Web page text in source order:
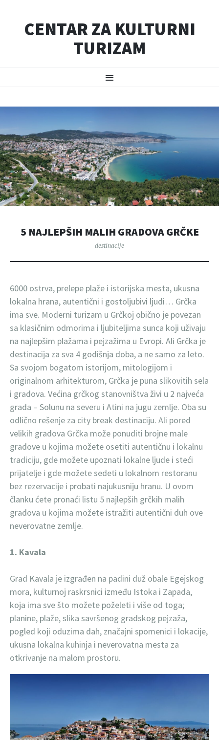
CENTAR ZA KULTURNI
TURIZAM
Menu
TO
5 NAJLEPŠIH MALIH GRADOVA GRČKE
destinacije
6000 ostrva, prelepe plaže i istorijska mesta, ukusna
lokalna hrana, autentični i gostoljubivi ljudi… Grčka
ima sve. Moderni turizam u Grčkoj obično je povezan
sa klasičnim odmorima i ljubiteljima sunca koji uživaju
na najlepšim plažama i pejzažima u Evropi. Ali Grčka je
destinacija za sva 4 godišnja doba, a ne samo za leto.
Sa svojom bogatom istorijom, mitologijom i
originalnom arhitekturom, Grčka je puna slikovitih sela
i gradova. Većina grčkog stanovništva živi u 2 najveća
grada – Solunu na severu i Atini na jugu zemlje. Oba su
odlično rešenje za city break destinaciju. Ali pored
velikih gradova Grčka može ponuditi brojne male
gradove u kojima možete osetiti autentičnu i lokalnu
tradiciju, gde možete upoznati lokalne ljude i steći
prijatelje i gde možete sedeti u lokalnom restoranu
bez rezervacije i probati najukusniju hranu. U ovom
članku ćete pronaći listu 5 najlepših grčkih malih
gradova u kojima možete istražiti autentični duh ove
neverovatne zemlje.
1. Kavala
Grad Kavala je izgrađen na padini duž obale Egejskog
mora, kulturnoj raskrsnici između Istoka i Zapada,
koja ima sve što možete poželeti i više od toga;
planine, plaže, slika savršenog gradskog pejzaža,
pogled koji oduzima dah, značajni spomenici i lokacije,
ukusna lokalna kuhinja i neverovatna mesta za
otkrivanje na malom prostoru.